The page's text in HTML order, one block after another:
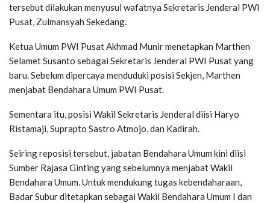
tersebut dilakukan menyusul wafatnya Sekretaris Jenderal PWI
Pusat, Zulmansyah Sekedang.
Ketua Umum PWI Pusat Akhmad Munir menetapkan Marthen
Selamet Susanto sebagai Sekretaris Jenderal PWI Pusat yang
baru. Sebelum dipercaya menduduki posisi Sekjen, Marthen
menjabat Bendahara Umum PWI Pusat.
Sementara itu, posisi Wakil Sekretaris Jenderal diisi Haryo
Ristamaji, Suprapto Sastro Atmojo, dan Kadirah.
Seiring reposisi tersebut, jabatan Bendahara Umum kini diisi
Sumber Rajasa Ginting yang sebelumnya menjabat Wakil
Bendahara Umum. Untuk mendukung tugas kebendaharaan,
Badar Subur ditetapkan sebagai Wakil Bendahara Umum I dan